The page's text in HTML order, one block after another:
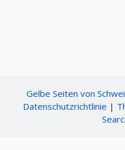
Gelbe Seiten von
Datenschutzrichtlinie |